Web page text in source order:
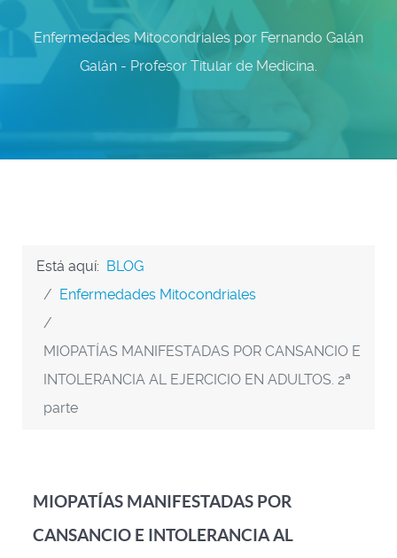
Enfermedades Mitocondriales por Fernando Galán
Galán - Profesor Titular de Medicina.
Está aquí: BLOG
Enfermedades Mitocondriales
MIOPATÍAS MANIFESTADAS POR CANSANCIO E
INTOLERANCIA AL EJERCICIO EN ADULTOS. 2ª
parte
MIOPATÍAS MANIFESTADAS POR
CANSANCIO E INTOLERANCIA AL